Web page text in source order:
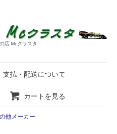
店 Mcクラスタ
支払・配送について
カートを見る
他メーカー